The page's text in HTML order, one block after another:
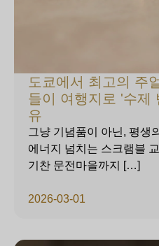
도쿄에서 최고의 주
들이 여행지로 '수제
유
2026-03-01
그냥 기념품이 아닌, 평생
에너지 넘치는 스크램블
기찬 문전마을까지 […]